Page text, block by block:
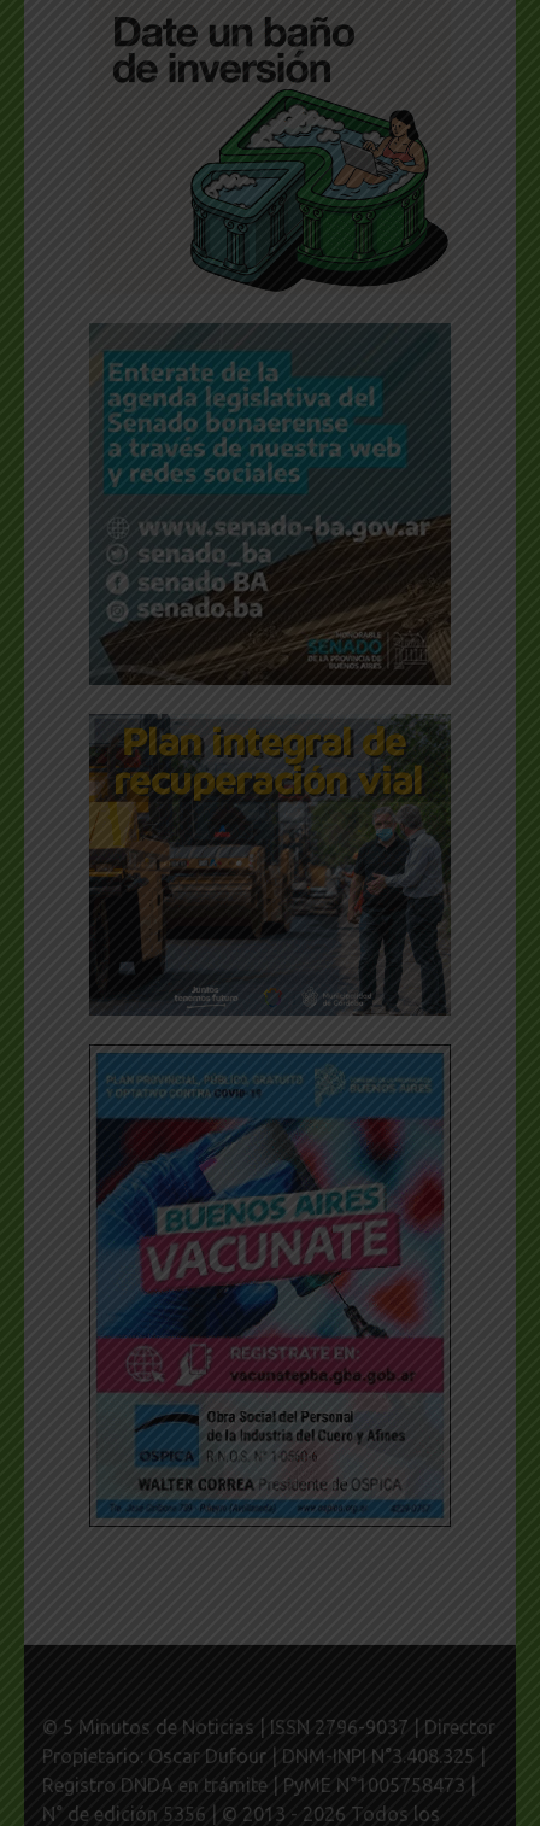
© 5 Minutos de Noticias | ISSN 2796-9037 | Director
Propietario: Oscar Dufour | DNM-INPI N°3.408.325 |
Registro DNDA en trámite | PyME N°1005758473 |
N° de edición 5356 | © 2013 - 2026 Todos los